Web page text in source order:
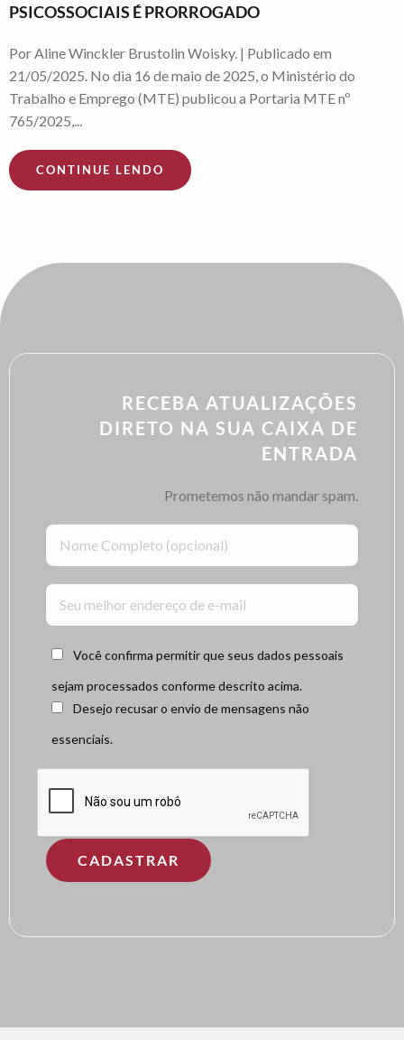
PSICOSSOCIAIS É PRORROGADO
Por Aline Winckler Brustolin Woisky. | Publicado em
21/05/2025. No dia 16 de maio de 2025, o Ministério do
Trabalho e Emprego (MTE) publicou a Portaria MTE nº
765/2025,...
CONTINUE LENDO
RECEBA ATUALIZAÇÕES
DIRETO NA SUA CAIXA DE
ENTRADA
Prometemos não mandar spam.
Você confirma permitir que seus dados pessoais
sejam processados conforme descrito acima.
Desejo recusar o envio de mensagens não
essenciais.